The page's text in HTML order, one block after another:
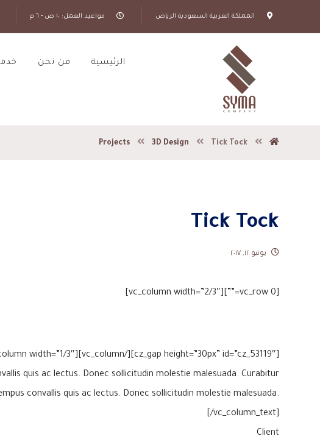
المملكة العربية السعودية الرياض مواعيد العمل: ١٠ ص - ٦ م
الرئيسية من نحن
Projects 3D Design Tick Tock
Tick Tock
يونيو ١٢, ٢٠١٧
[vc_row 0=””][vc_column width=”2/3″]
quis ac lectus. Donec sollicitudin molestie malesuada. Curabitur
convallis quis ac lectus. Donec sollicitudin molestie malesuada.
[/vc_column_text]
Client